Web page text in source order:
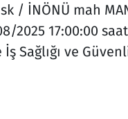
/ İNÖNÜ mah
2025 17:00:00
Sağlığı ve